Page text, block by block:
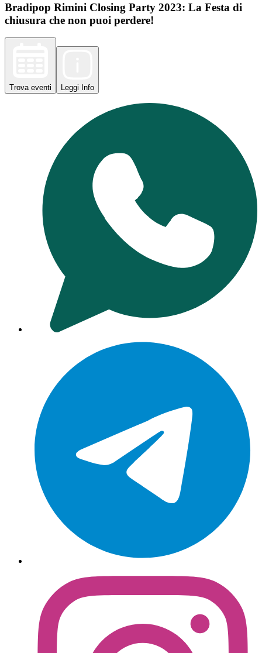
Bradipop Rimini Closing Party 2023: La Festa di
chiusura che non puoi perdere!
Trova eventi Leggi Info